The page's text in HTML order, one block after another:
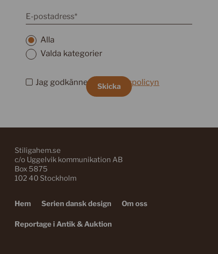
Alla
Valda kategorier
Jag godkänner integritetspolicyn
Skicka
Stiligahem.se
c/o Uggelvik kommunikation AB
Box 5875
102 40 Stockholm
Hem Serien dansk design Om oss
Reportage i Antik & Auktion